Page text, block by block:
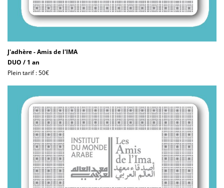
J'adhère - Amis de l'IMA
DUO / 1 an
Plein tarif : 50€